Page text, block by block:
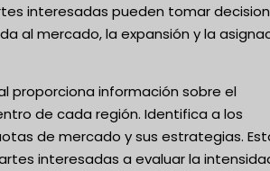
interesadas pueden tomar
al mercado, la expansión y la
proporciona información sobre el
de cada región. Identifica a los
de mercado y sus estrategias.
interesadas a evaluar la